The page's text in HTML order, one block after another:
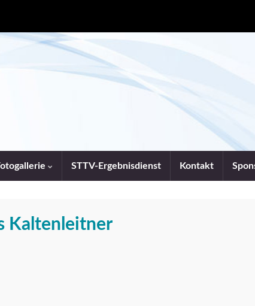
STTV-Ergebnisdienst Kontakt
Kaltenleitner